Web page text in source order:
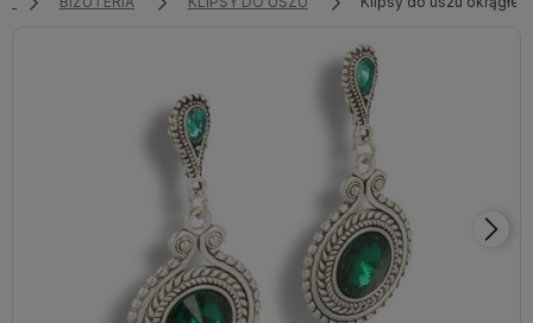
Wybierz coś dla siebie z naszej aktualnej oferty lub
zaloguj się, aby przywrócić dodane produkty do listy
z poprzedniej sesji.